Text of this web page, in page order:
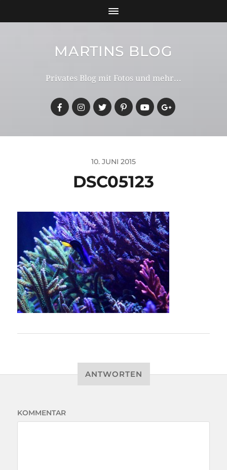
MARTINS BLOG
Privates Blog mit Fotos und mehr...
10. JUNI 2015
DSC05123
ANTWORTEN
KOMMENTAR